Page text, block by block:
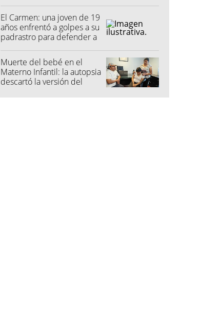
El Carmen: una joven de 19
años enfrentó a golpes a su
padrastro para defender a
Muerte del bebé en el
Materno Infantil: la autopsia
descartó la versión del